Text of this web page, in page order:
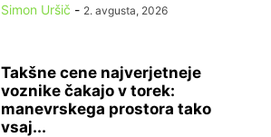
Simon Uršič - 2. avgusta, 2026
Takšne cene najverjetneje
voznike čakajo v torek:
manevrskega prostora tako
vsaj...